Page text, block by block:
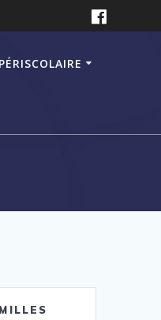
PÉRISCOLAIRE